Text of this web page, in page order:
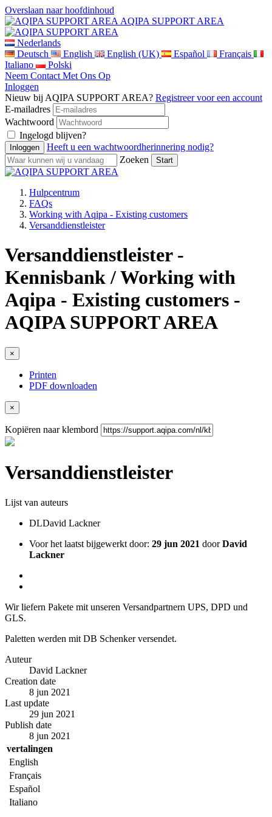
Overslaan naar hoofdinhoud
AQIPA SUPPORT AREA
Nederlands
Deutsch
English English (UK) Español
Français
Italiano
Polski
Neem Contact Met Ons Op
Inloggen
Nieuw bij AQIPA SUPPORT AREA? Registreer voor een account
E-mailadres
Wachtwoord
Ingelogd blijven?
Heeft u een wachtwoordherinnering nodig?
Zoeken
Hulpcentrum
FAQs
Working with Aqipa - Existing customers
Versanddienstleister
Versanddienstleister -
Kennisbank / Working with
Aqipa - Existing customers -
AQIPA SUPPORT AREA
×
Printen
PDF downloaden
×
Kopiëren naar klembord
Versanddienstleister
Lijst van auteurs
DLDavid Lackner
Voor het laatst bijgewerkt door: 29 jun 2021 doorDavid
Lackner
Wir liefern Pakete mit unseren Versandpartnern UPS, DPD und
GLS.
Paletten werden mit DB Schenker versendet.
Auteur
David Lackner
Creation date
8 jun 2021
Last update
29 jun 2021
Publish date
8 jun 2021
vertalingen
English
Français
Español
Italiano